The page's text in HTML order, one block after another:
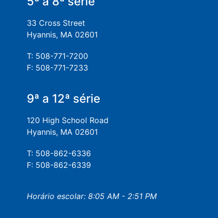
33 Cross Street
Hyannis, MA 02601
T: 508-771-7200
F: 508-771-7233
9ª a 12ª série
120 High School Road
Hyannis, MA 02601
T: 508-862-6336
F: 508-862-6339
Horário escolar: 8:05 AM - 2:51 PM